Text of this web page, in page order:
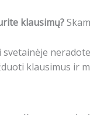
klausimų?
svetainėje
klausimus ir